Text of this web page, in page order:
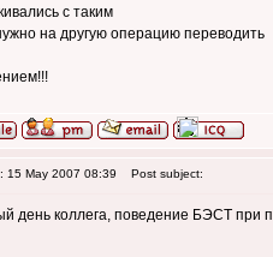
с таким
на другую операцию переводить
15 May 2007 08:39 Post subject:
день коллега, поведение БЭСТ при